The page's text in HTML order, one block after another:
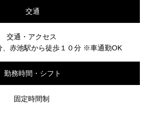
交通
交通・アクセス
、赤池駅から徒歩１０分 ※車通勤OK
勤務時間・シフト
固定時間制